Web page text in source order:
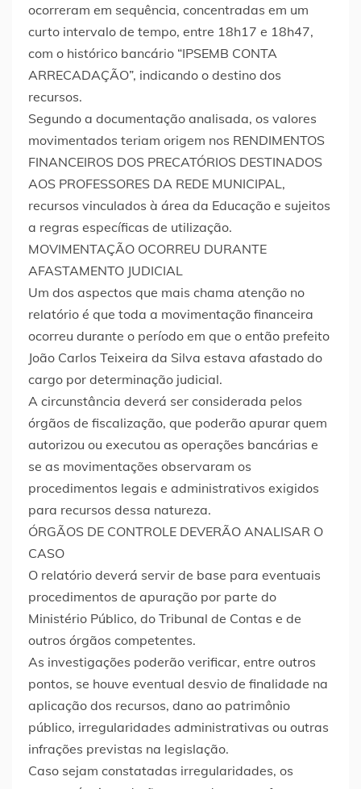
ocorreram em sequência, concentradas em um
curto intervalo de tempo, entre 18h17 e 18h47,
com o histórico bancário “IPSEMB CONTA
ARRECADAÇÃO”, indicando o destino dos
recursos.
Segundo a documentação analisada, os valores
movimentados teriam origem nos RENDIMENTOS
FINANCEIROS DOS PRECATÓRIOS DESTINADOS
AOS PROFESSORES DA REDE MUNICIPAL,
recursos vinculados à área da Educação e sujeitos
a regras específicas de utilização.
MOVIMENTAÇÃO OCORREU DURANTE
AFASTAMENTO JUDICIAL
Um dos aspectos que mais chama atenção no
relatório é que toda a movimentação financeira
ocorreu durante o período em que o então prefeito
João Carlos Teixeira da Silva estava afastado do
cargo por determinação judicial.
A circunstância deverá ser considerada pelos
órgãos de fiscalização, que poderão apurar quem
autorizou ou executou as operações bancárias e
se as movimentações observaram os
procedimentos legais e administrativos exigidos
para recursos dessa natureza.
ÓRGÃOS DE CONTROLE DEVERÃO ANALISAR O
CASO
O relatório deverá servir de base para eventuais
procedimentos de apuração por parte do
Ministério Público, do Tribunal de Contas e de
outros órgãos competentes.
As investigações poderão verificar, entre outros
pontos, se houve eventual desvio de finalidade na
aplicação dos recursos, dano ao patrimônio
público, irregularidades administrativas ou outras
infrações previstas na legislação.
Caso sejam constatadas irregularidades, os